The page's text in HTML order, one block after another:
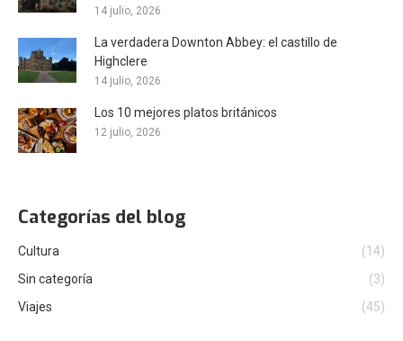
14 julio, 2026
La verdadera Downton Abbey: el castillo de
Highclere
14 julio, 2026
Los 10 mejores platos británicos
12 julio, 2026
Categorías del blog
Cultura
(14)
Sin categoría
(3)
Viajes
(45)